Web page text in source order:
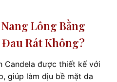
Lông Bằng
Đau Rát Không?
Candela được thiết kế với
giúp làm dịu bề mặt da